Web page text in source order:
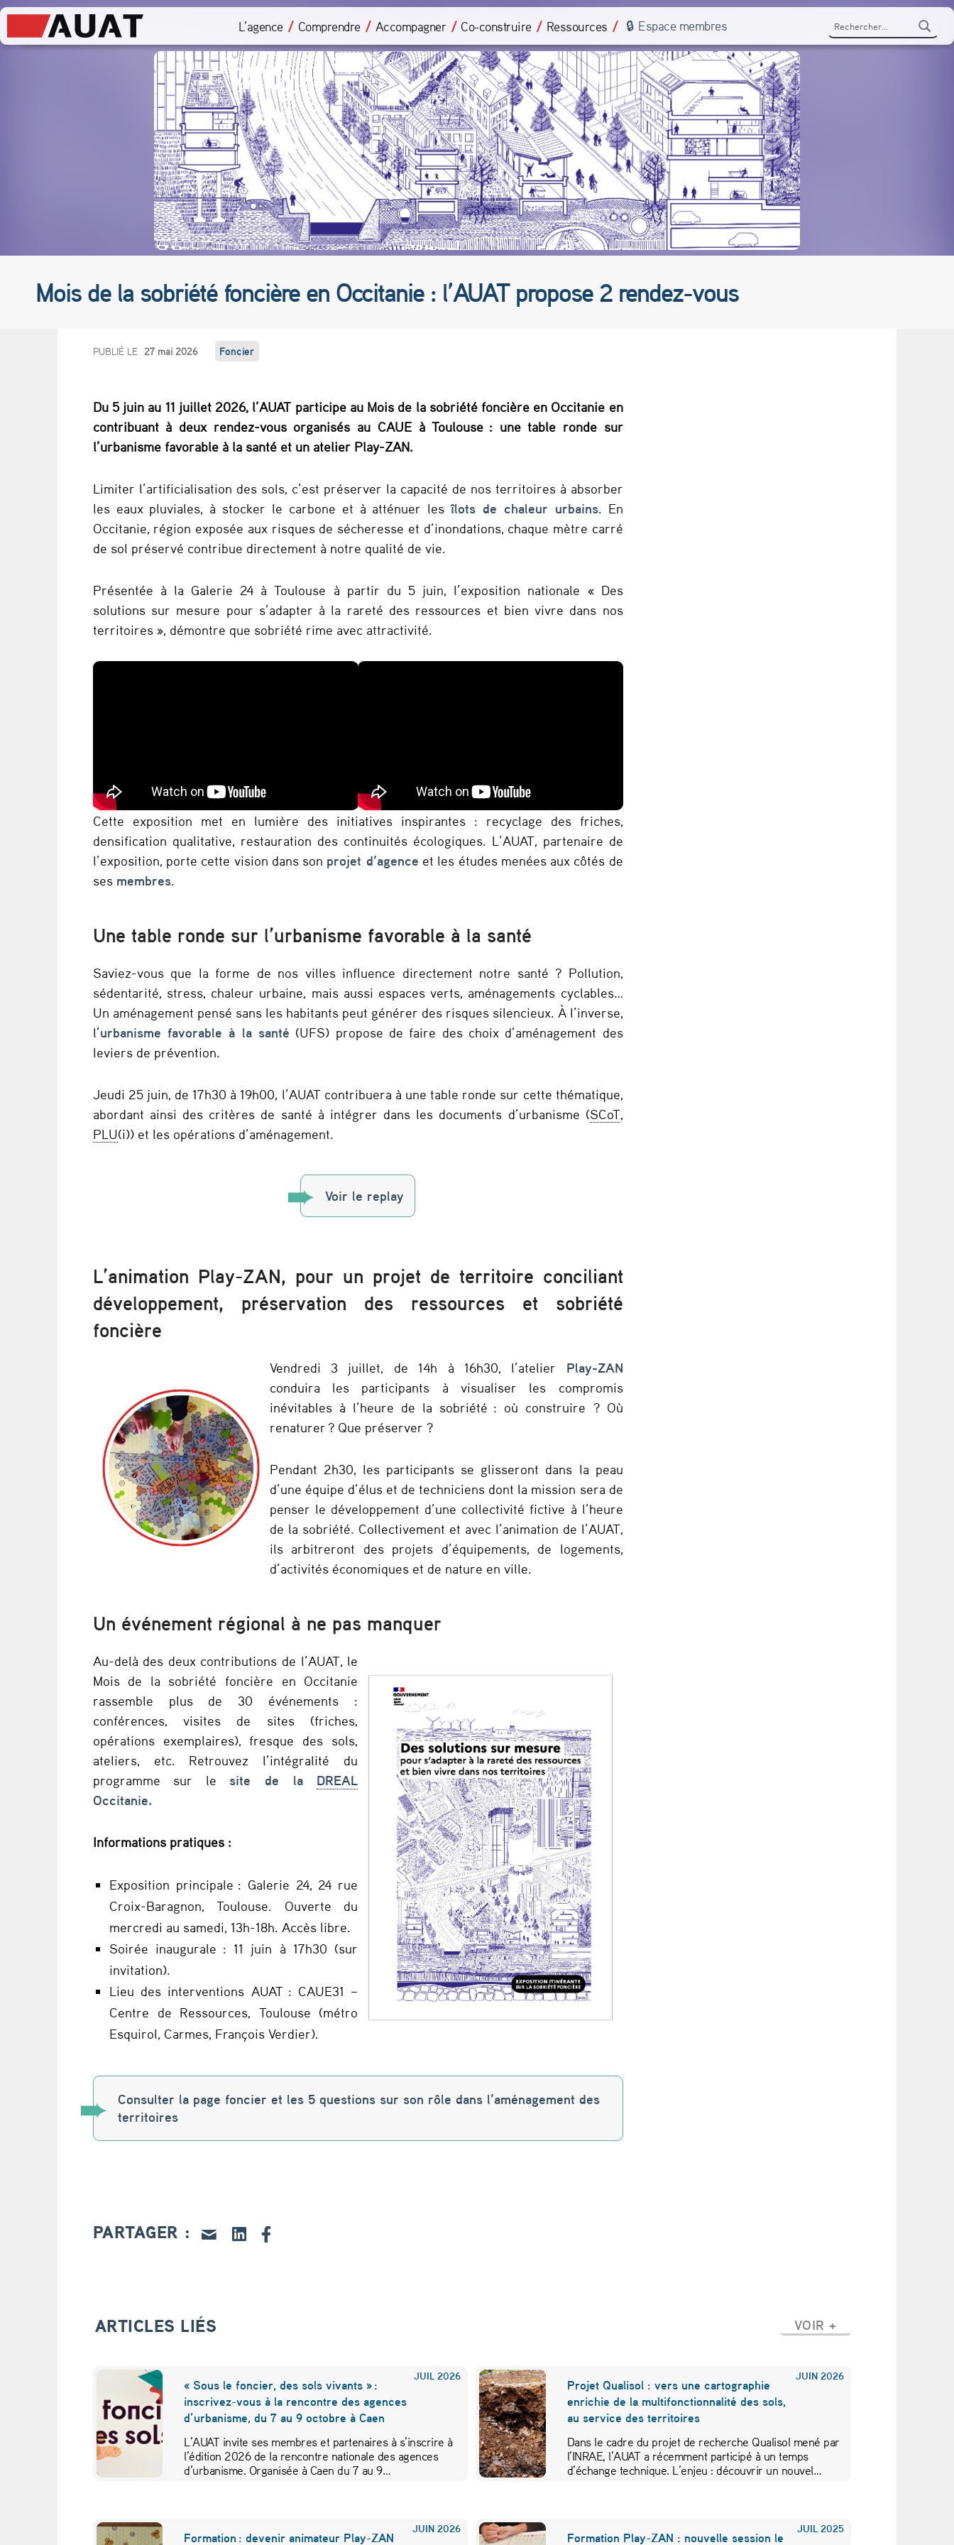
L’agence Comprendre Accompagner Co-construire Ressources Espace membres
Mois de la sobriété foncière en Occitanie : l’AUAT propose 2 rendez-vous
M
i
s
e
l
s
o
b
é
f
o
c
i
è
r
e
e
n
O
t
a
n
p
r
o
p
o
s
2
r
n
e
o
PUBLIÉ LE 27 mai 2026 Foncier
Du 5 juin au 11 juillet 2026, l’AUAT participe au Mois de la sobriété foncière en Occitanie en
contribuant à deux rendez-vous organisés au CAUE à Toulouse : une table ronde sur
l’urbanisme favorable à la santé et un atelier Play-ZAN.
Limiter l’artificialisation des sols, c’est préserver la capacité de nos territoires à absorber
les eaux pluviales, à stocker le carbone et à atténuer lesîlots de chaleur urbains. En
Occitanie, région exposée aux risques de sécheresse et d’inondations, chaque mètre carré
de sol préservé contribue directement à notre qualité de vie.
Présentée à la Galerie 24 à Toulouse à partir du 5 juin, l’exposition nationale « Des
solutions sur mesure pour s’adapter à la rareté des ressources et bien vivre dans nos
territoires », démontre que sobriété rime avec attractivité.
Cette exposition met en lumière des initiatives inspirantes : recyclage des friches,
densification qualitative, restauration des continuités écologiques. L’AUAT, partenaire de
l’exposition, porte cette vision dans son projet d’agence et les études menées aux côtés de
ses membres.
Une table ronde sur l’urbanisme favorable à la santé
Saviez-vous que la forme de nos villes influence directement notre santé ? Pollution,
sédentarité, stress, chaleur urbaine, mais aussi espaces verts, aménagements cyclables…
Un aménagement pensé sans les habitants peut générer des risques silencieux. À l’inverse,
l’urbanisme favorable à la santé (UFS) propose de faire des choix d’aménagement des
leviers de prévention.
Jeudi 25 juin, de 17h30 à 19h00, l’AUAT contribuera à une table ronde sur cette thématique,
abordant ainsi des critères de santé à intégrer dans les documents d’urbanisme (SCoT,
PLU(i)) et les opérations d’aménagement.
Voir le replay
L’animation Play-ZAN, pour un projet de territoire conciliant
développement, préservation des ressources et sobriété
foncière
Vendredi 3 juillet, de 14h à 16h30, l’atelier Play-ZAN
conduira les participants à visualiser les compromis
inévitables à l’heure de la sobriété : où construire ? Où
renaturer ? Que préserver ?
Pendant 2h30, les participants se glisseront dans la peau
d’une équipe d’élus et de techniciens dont la mission sera de
penser le développement d’une collectivité fictive à l’heure
de la sobriété. Collectivement et avec l’animation de l’AUAT,
ils arbitreront des projets d’équipements, de logements,
d’activités économiques et de nature en ville.
Un événement régional à ne pas manquer
Au-delà des deux contributions de l’AUAT, le
Mois de la sobriété foncière en Occitanie
rassemble plus de 30 événements :
conférences, visites de sites (friches,
opérations exemplaires), fresque des sols,
ateliers, etc. Retrouvez l’intégralité du
programme sur le site de la DREAL
Occitanie.
Informations pratiques :
Exposition principale : Galerie 24, 24 rue
Croix-Baragnon, Toulouse. Ouverte du
mercredi au samedi, 13h-18h. Accès libre.
Soirée inaugurale : 11 juin à 17h30 (sur
invitation).
Lieu des interventions AUAT : CAUE31 –
Centre de Ressources, Toulouse (métro
Esquirol, Carmes, François Verdier).
Consulter la page foncier et les 5 questions sur son rôle dans l’aménagement des
territoires
PARTAGER :
ARTICLES LIÉS VOIR +
JUIL 2026
« Sous le foncier, des sols vivants » :
inscrivez-vous à la rencontre des agences
d’urbanisme, du 7 au 9 octobre à Caen
L’AUAT invite ses membres et partenaires à s’inscrire à
l’édition 2026 de la rencontre nationale des agences
d’urbanisme. Organisée à Caen du 7 au 9…
JUIN 2026
Projet Qualisol : vers une cartographie
enrichie de la multifonctionnalité des sols,
au service des territoires
Dans le cadre du projet de recherche Qualisol mené par
l’INRAE, l’AUAT a récemment participé à un temps
d’échange technique. L’enjeu : découvrir un nouvel…
JUIN 2026
Formation : devenir animateur Play-ZAN
JUIL 2025
Formation Play-ZAN : nouvelle session le